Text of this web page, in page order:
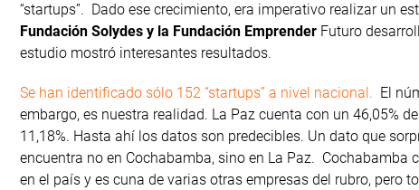
“startups”. Dado ese crecimiento, era imperativo realizar un
Fundación Solydes y la Fundación Emprender Futuro
estudio mostró interesantes resultados.
Se han identificado sólo 152 “startups” a nivel nacional. El
embargo, es nuestra realidad. La Paz cuenta con un 46,05%
11,18%. Hasta ahí los datos son predecibles. Un dato que
encuentra no en Cochabamba, sino en La Paz.
en el país y es cuna de varias otras empresas del rubro, pero